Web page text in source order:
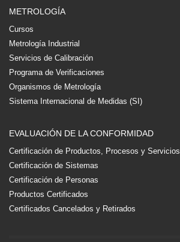
METROLOGÍA
Cursos
Metrología Industrial
Servicios de Calibración
Programa de Verificaciones
Organismos de Metrología
Sistema Internacional de Medidas (SI)
EVALUACIÓN DE LA CONFORMIDAD
Certificación de Productos, Procesos y Servicios
Certificación de Sistemas
Certificación de Personas
Productos Certificados
Certificados Cancelados y Retirados